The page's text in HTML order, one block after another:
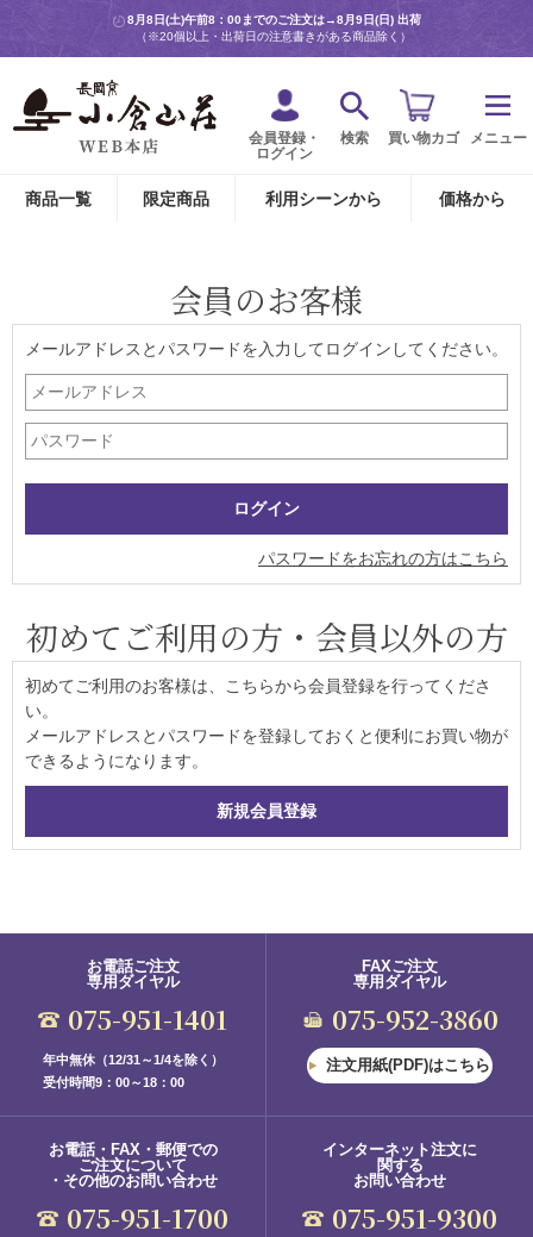
8月8日(土)午前8：00までのご注文は→8月9日(日) 出荷
（※20個以上・出荷日の注意書きがある商品除く）
会員登録・
ログイン
検索 買い物カゴ メニュー
商品一覧 限定商品 利用シーンから 価格から
会員のお客様
メールアドレスとパスワードを入力してログインしてください。
パスワードをお忘れの方はこちら
初めてご利用の方・会員以外の方
初めてご利用のお客様は、こちらから会員登録を行ってくださ
い。
メールアドレスとパスワードを登録しておくと便利にお買い物が
できるようになります。
お電話ご注文
専用ダイヤル
075-951-1401
年中無休（12/31～1/4を除く）
受付時間9：00～18：00
FAXご注文
専用ダイヤル
075-952-3860
注文用紙(PDF)はこちら
お電話・FAX・郵便での
ご注文について
・その他のお問い合わせ
075-951-1700
インターネット注文に
関する
お問い合わせ
075-951-9300